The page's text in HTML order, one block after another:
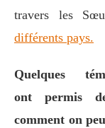
travers les
différents pays.
Quelques
ont permis
comment on